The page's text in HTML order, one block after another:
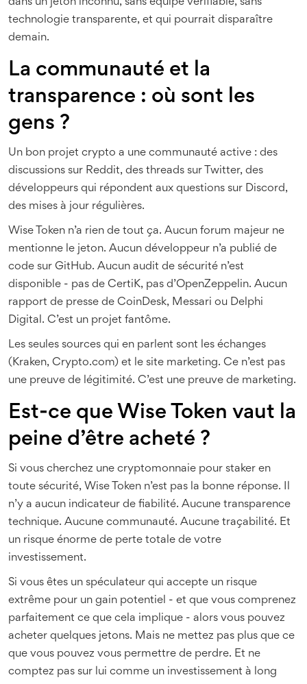
dans un jeton inconnu, sans équipe vérifiable, sans
technologie transparente, et qui pourrait disparaître
demain.
La communauté et la
transparence : où sont les
gens ?
Un bon projet crypto a une communauté active : des
discussions sur Reddit, des threads sur Twitter, des
développeurs qui répondent aux questions sur Discord,
des mises à jour régulières.
Wise Token n’a rien de tout ça. Aucun forum majeur ne
mentionne le jeton. Aucun développeur n’a publié de
code sur GitHub. Aucun audit de sécurité n’est
disponible - pas de CertiK, pas d’OpenZeppelin. Aucun
rapport de presse de CoinDesk, Messari ou Delphi
Digital. C’est un projet fantôme.
Les seules sources qui en parlent sont les échanges
(Kraken, Crypto.com) et le site marketing. Ce n’est pas
une preuve de légitimité. C’est une preuve de marketing.
Est-ce que Wise Token vaut la
peine d’être acheté ?
Si vous cherchez une cryptomonnaie pour staker en
toute sécurité, Wise Token n’est pas la bonne réponse. Il
n’y a aucun indicateur de fiabilité. Aucune transparence
technique. Aucune communauté. Aucune traçabilité. Et
un risque énorme de perte totale de votre
investissement.
Si vous êtes un spéculateur qui accepte un risque
extrême pour un gain potentiel - et que vous comprenez
parfaitement ce que cela implique - alors vous pouvez
acheter quelques jetons. Mais ne mettez pas plus que ce
que vous pouvez vous permettre de perdre. Et ne
comptez pas sur lui comme un investissement à long